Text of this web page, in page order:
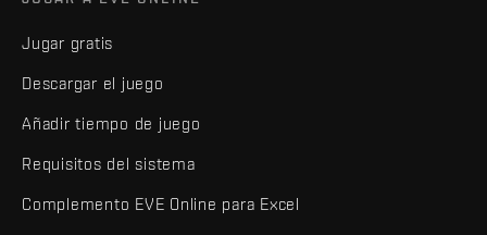
Jugar gratis
Descargar el juego
Añadir tiempo de juego
Requisitos del sistema
Complemento EVE Online para Excel